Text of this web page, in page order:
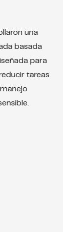
una
basada
para
tareas